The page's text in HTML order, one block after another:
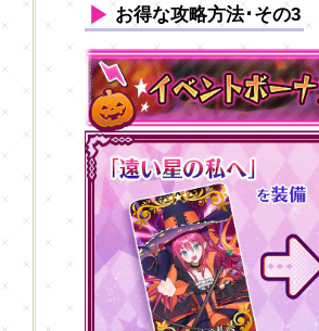
お得な攻略方法･その3